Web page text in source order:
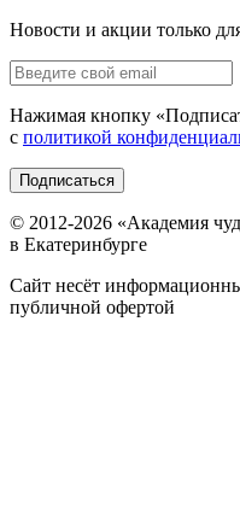
Новости и акции только
Нажимая кнопку «
с политикой
Подписаться
© 2012-2026 «Академия
в Екатеринбурге
Сайт несёт
публичной офертой